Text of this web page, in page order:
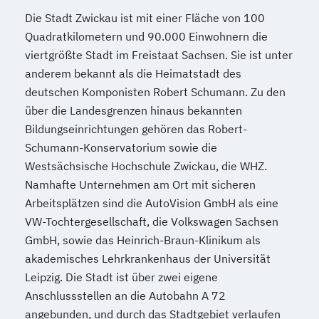
Die Stadt Zwickau ist mit einer Fläche von 100
Quadratkilometern und 90.000 Einwohnern die
viertgrößte Stadt im Freistaat Sachsen. Sie ist unter
anderem bekannt als die Heimatstadt des
deutschen Komponisten Robert Schumann. Zu den
über die Landesgrenzen hinaus bekannten
Bildungseinrichtungen gehören das Robert-
Schumann-Konservatorium sowie die
Westsächsische Hochschule Zwickau, die WHZ.
Namhafte Unternehmen am Ort mit sicheren
Arbeitsplätzen sind die AutoVision GmbH als eine
VW-Tochtergesellschaft, die Volkswagen Sachsen
GmbH, sowie das Heinrich-Braun-Klinikum als
akademisches Lehrkrankenhaus der Universität
Leipzig. Die Stadt ist über zwei eigene
Anschlussstellen an die Autobahn A 72
angebunden, und durch das Stadtgebiet verlaufen